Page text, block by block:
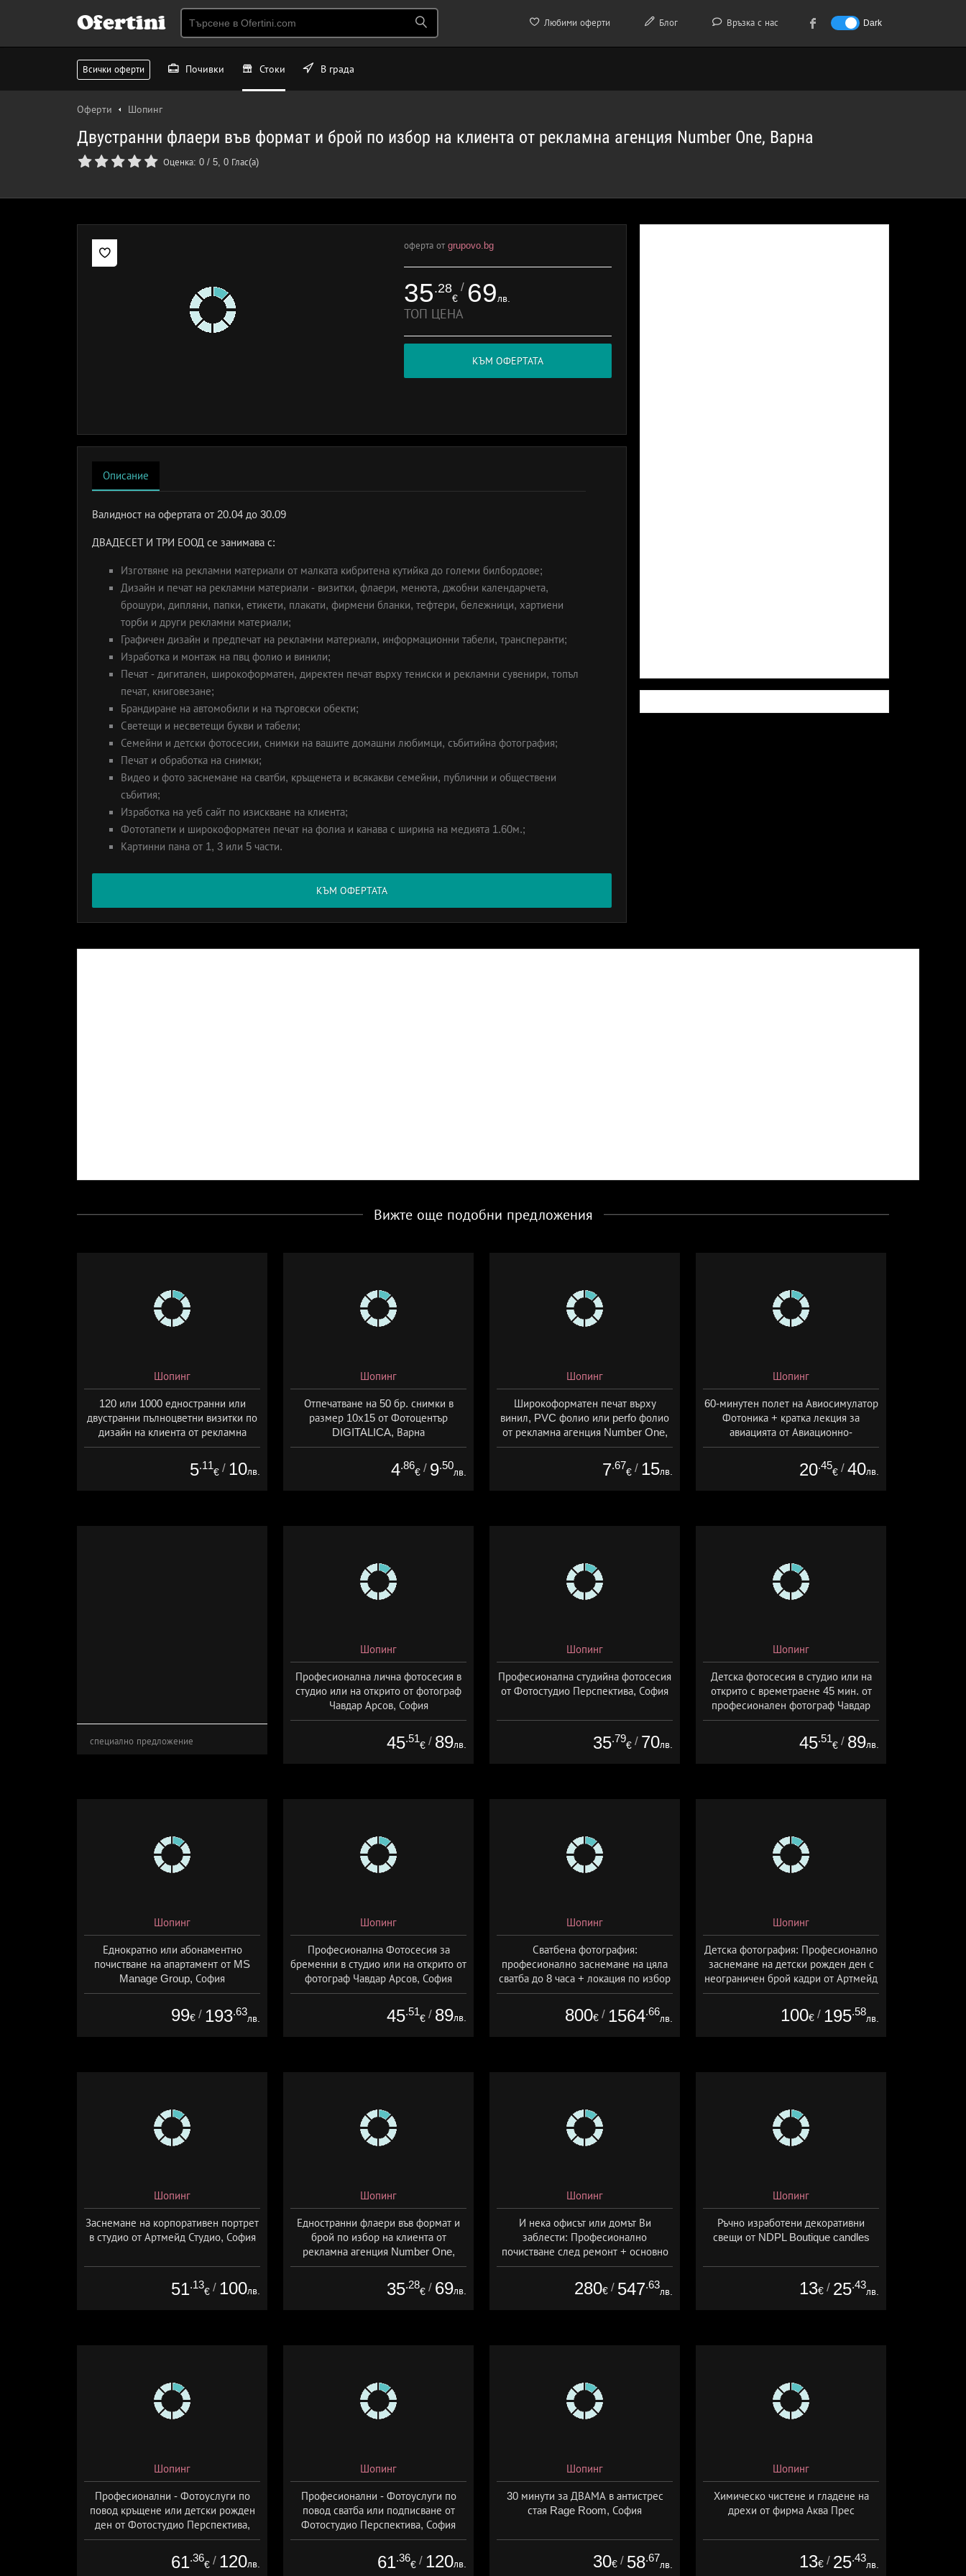
Любими оферти Блог Връзка с нас Dark
Ofertini
Всички оферти Почивки Стоки В града
Оферти Шопинг
Двустранни флаери във формат и брой по избор на клиента от рекламна агенция Number One, Варна
Оценка: 0 / 5, 0 Глас(а)
оферта от grupovo.bg
35.28
€
/ 69лв.
ТОП ЦЕНА
КЪМ ОФЕРТАТА
Описание
Валидност на офертата от 20.04 до 30.09
ДВАДЕСЕТ И ТРИ ЕООД се занимава с:
Изготвяне на рекламни материали от малката кибритена кутийка до големи билбордове;
Дизайн и печат на рекламни материали - визитки, флаери, менюта, джобни календарчета,
брошури, дипляни, папки, етикети, плакати, фирмени бланки, тефтери, бележници, хартиени
торби и други рекламни материали;
Графичен дизайн и предпечат на рекламни материали, информационни табели, трансперанти;
Изработка и монтаж на пвц фолио и винили;
Печат - дигитален, широкоформатен, директен печат върху тениски и рекламни сувенири, топъл
печат, книговезане;
Брандиране на автомобили и на търговски обекти;
Светещи и несветещи букви и табели;
Семейни и детски фотосесии, снимки на вашите домашни любимци, събитийна фотография;
Печат и обработка на снимки;
Видео и фото заснемане на сватби, кръщенета и всякакви семейни, публични и обществени
събития;
Изработка на уеб сайт по изискване на клиента;
Фототапети и широкоформатен печат на фолиа и канава с ширина на медията 1.60м.;
Картинни пана от 1, 3 или 5 части.
КЪМ ОФЕРТАТА
Вижте още подобни предложения
Шопинг
120 или 1000 едностранни или
двустранни пълноцветни визитки по
дизайн на клиента от рекламна
агенция Number One, Варна
5.11
€ / 10лв.
Шопинг
Отпечатване на 50 бр. снимки в
размер 10х15 от Фотоцентър
DIGITALICA, Варна
4.86
€ / 9.50
лв.
Шопинг
Широкоформатен печат върху
винил, PVC фолио или perfo фолио
от рекламна агенция Number One,
Варна
7.67
€ / 15лв.
Шопинг
60-минутен полет на Авиосимулатор
Фотоника + кратка лекция за
авиацията от Авиационно-
Космически форум, София
20.45
€ / 40лв.
специално предложение
Шопинг
Професионална лична фотосесия в
студио или на открито от фотограф
Чавдар Арсов, София
45.51
€ / 89лв.
Шопинг
Професионална студийна фотосесия
от Фотостудио Перспектива, София
35.79
€ / 70лв.
Шопинг
Детска фотосесия в студио или на
открито с времетраене 45 мин. от
професионален фотограф Чавдар
Арсов, София
45.51
€ / 89лв.
Шопинг
Еднократно или абонаментно
почистване на апартамент от MS
Manage Group, София
99€ / 193.63
лв.
Шопинг
Професионална Фотосесия за
бременни в студио или на открито от
фотограф Чавдар Арсов, София
45.51
€ / 89лв.
Шопинг
Сватбена фотография:
професионално заснемане на цяла
сватба до 8 часа + локация по избор
+ безплатна сватбена фотосесия от
Артмейд Студио
800€ / 1564.66
лв.
Шопинг
Детска фотография: Професионално
заснемане на детски рожден ден с
неограничен брой кадри от Артмейд
Студио, София
100€ / 195.58
лв.
Шопинг
Заснемане на корпоративен портрет
в студио от Артмейд Студио, София
51.13
€ / 100лв.
Шопинг
Едностранни флаери във формат и
брой по избор на клиента от
рекламна агенция Number One,
Варна
35.28
€ / 69лв.
Шопинг
И нека офисът или домът Ви
заблести: Професионално
почистване след ремонт + основно
почистване на баня, кухня и
прозорци, почистване на офиси или
абонаментно почистване от MS
280€ / 547.63
лв.
Шопинг
Ръчно изработени декоративни
свещи от NDPL Boutique candles
13€ / 25.43
лв.
Шопинг
Професионални - Фотоуслуги по
повод кръщене или детски рожден
ден от Фотостудио Перспектива,
София
61.36
€ / 120лв.
Шопинг
Професионални - Фотоуслуги по
повод сватба или подписване от
Фотостудио Перспектива, София
61.36
€ / 120лв.
Шопинг
30 минути за ДВАМА в антистрес
стая Rage Room, София
30€ / 58.67
лв.
Шопинг
Химическо чистене и гладене на
дрехи от фирма Аква Прес
13€ / 25.43
лв.